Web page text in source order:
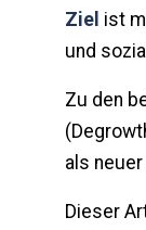
Ziel ist
und
Zu den
als
Dieser